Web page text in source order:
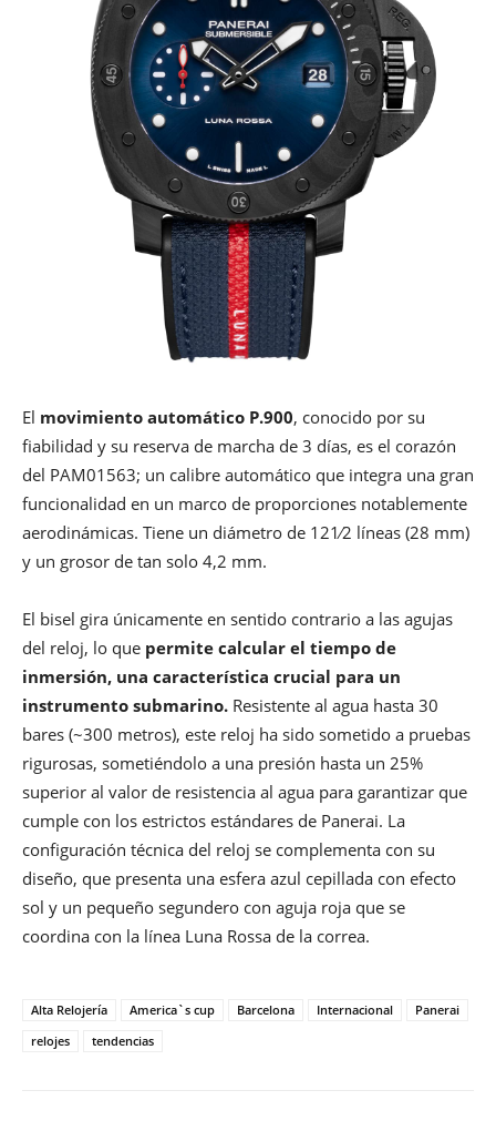
El movimiento automático P.900, conocido por su
fiabilidad y su reserva de marcha de 3 días, es el corazón
del PAM01563; un calibre automático que integra una gran
funcionalidad en un marco de proporciones notablemente
aerodinámicas. Tiene un diámetro de 121⁄2 líneas (28 mm)
y un grosor de tan solo 4,2 mm.
El bisel gira únicamente en sentido contrario a las agujas
del reloj, lo que permite calcular el tiempo de
inmersión, una característica crucial para un
instrumento submarino. Resistente al agua hasta 30
bares (~300 metros), este reloj ha sido sometido a pruebas
rigurosas, sometiéndolo a una presión hasta un 25%
superior al valor de resistencia al agua para garantizar que
cumple con los estrictos estándares de Panerai. La
configuración técnica del reloj se complementa con su
diseño, que presenta una esfera azul cepillada con efecto
sol y un pequeño segundero con aguja roja que se
coordina con la línea Luna Rossa de la correa.
Alta Relojería America`s cup Barcelona Internacional
Panerai
relojes
tendencias